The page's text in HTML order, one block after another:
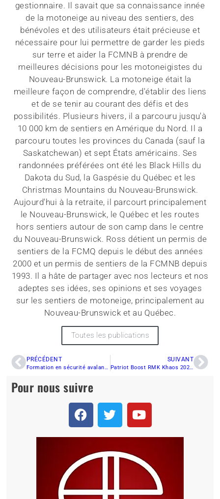
gestionnaire. Il savait que sa connaissance innée
de la motoneige au niveau des sentiers, des
bénévoles et des utilisateurs était précieuse et
nécessaire pour lui permettre de garder les pieds
sur terre et aider la FCMNB à prendre de
meilleures décisions pour les motoneigistes du
Nouveau-Brunswick. La motoneige était la
meilleure façon de comprendre, d'établir des liens
et de se tenir au courant des défis et des
possibilités. Plusieurs hivers, il a parcouru jusqu'à
10 000 km de sentiers en Amérique du Nord. Il a
parcouru toutes les provinces du Canada (sauf la
Saskatchewan) et sept États américains. Ses
randonnées préférées ont été les Black Hills du
Dakota du Sud, la Gaspésie du Québec et les
Christmas Mountains du Nouveau-Brunswick.
Aujourd'hui à la retraite, il parcourt principalement
le Nouveau-Brunswick, le Québec et les routes
hors sentiers autour de son camp dans le centre
du Nouveau-Brunswick. Ross détient un permis de
sentiers de la FCMQ depuis le début des années
2000 et un permis de sentiers de la FCMNB depuis
1993. Il a hâte de partager avec nos lecteurs et nos
adeptes ses idées, ses opinions et ses voyages
sur les sentiers de motoneige, principalement au
Nouveau-Brunswick et au Québec.
Toutes les publications
PRÉCÉDENT
Formation en sécurité avalanche : préparez-vous à des sorties en montagne sécuritaires
SUIVANT
Patriot Boost RMK Khaos 2025 : une avalanche d’améliorations
Pour nous suivre